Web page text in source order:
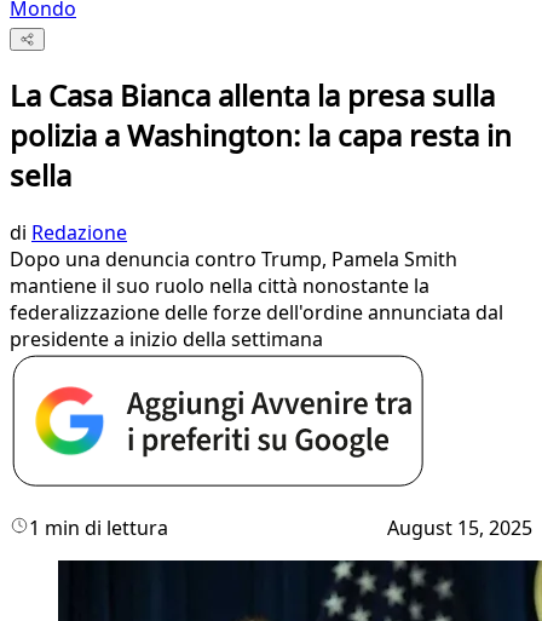
Mondo
La Casa Bianca allenta la presa sulla
polizia a Washington: la capa resta in
sella
di Redazione
Dopo una denuncia contro Trump, Pamela Smith
mantiene il suo ruolo nella città nonostante la
federalizzazione delle forze dell'ordine annunciata dal
presidente a inizio della settimana
1 min di lettura August 15, 2025